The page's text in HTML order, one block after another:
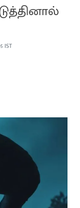
IST